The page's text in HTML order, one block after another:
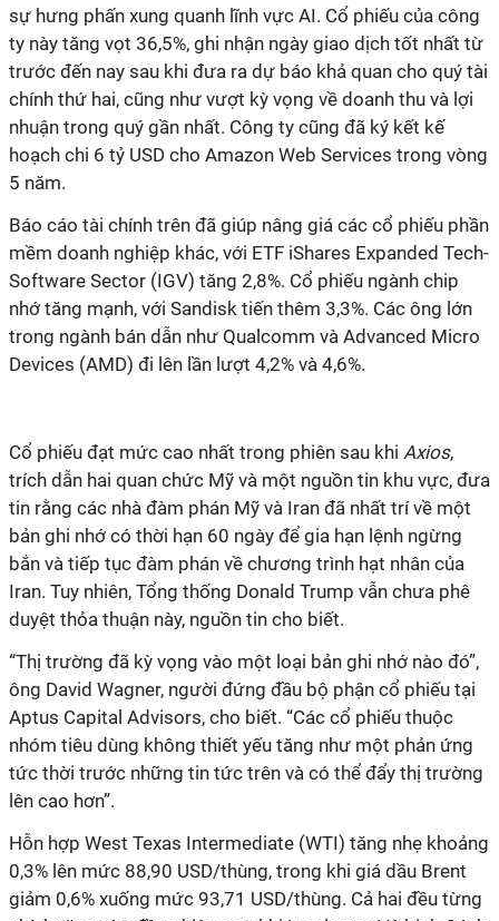
sự hưng phấn xung quanh lĩnh vực AI. Cổ phiếu của công
ty này tăng vọt 36,5%, ghi nhận ngày giao dịch tốt nhất từ ​​
trước đến nay sau khi đưa ra dự báo khả quan cho quý tài
chính thứ hai, cũng như vượt kỳ vọng về doanh thu và lợi
nhuận trong quý gần nhất. Công ty cũng đã ký kết kế
hoạch chi 6 tỷ USD cho Amazon Web Services trong vòng
5 năm.
Báo cáo tài chính trên đã giúp nâng giá các cổ phiếu phần
mềm doanh nghiệp khác, với ETF iShares Expanded Tech-
Software Sector (IGV) tăng 2,8%. Cổ phiếu ngành chip
nhớ tăng mạnh, với Sandisk tiến thêm 3,3%. Các ông lớn
trong ngành bán dẫn như Qualcomm và Advanced Micro
Devices (AMD) đi lên lần lượt 4,2% và 4,6%.
Cổ phiếu đạt mức cao nhất trong phiên sau khi Axios,
trích dẫn hai quan chức Mỹ và một nguồn tin khu vực, đưa
tin rằng các nhà đàm phán Mỹ và Iran đã nhất trí về một
bản ghi nhớ có thời hạn 60 ngày để gia hạn lệnh ngừng
bắn và tiếp tục đàm phán về chương trình hạt nhân của
Iran. Tuy nhiên, Tổng thống Donald Trump vẫn chưa phê
duyệt thỏa thuận này, nguồn tin cho biết.
“Thị trường đã kỳ vọng vào một loại bản ghi nhớ nào đó”,
ông David Wagner, người đứng đầu bộ phận cổ phiếu tại
Aptus Capital Advisors, cho biết. “Các cổ phiếu thuộc
nhóm tiêu dùng không thiết yếu tăng như một phản ứng
tức thời trước những tin tức trên và có thể đẩy thị trường
lên cao hơn”.
Hỗn hợp West Texas Intermediate (WTI) tăng nhẹ khoảng
0,3% lên mức 88,90 USD/thùng, trong khi giá dầu Brent
giảm 0,6% xuống mức 93,71 USD/thùng. Cả hai đều từng